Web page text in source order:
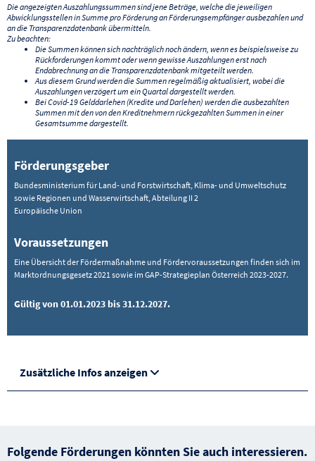
Die angezeigten Auszahlungssummen sind jene Beträge, welche die jeweiligen
Abwicklungsstellen in Summe pro Förderung an Förderungsempfänger ausbezahlen und
an die Transparenzdatenbank übermitteln.
Zu beachten:
Die Summen können sich nachträglich noch ändern, wenn es beispielsweise zu
Rückforderungen kommt oder wenn gewisse Auszahlungen erst nach
Endabrechnung an die Transparenzdatenbank mitgeteilt werden.
Aus diesem Grund werden die Summen regelmäßig aktualisiert, wobei die
Auszahlungen verzögert um ein Quartal dargestellt werden.
Bei Covid-19 Gelddarlehen (Kredite und Darlehen) werden die ausbezahlten
Summen mit den von den Kreditnehmern rückgezahlten Summen in einer
Gesamtsumme dargestellt.
Förderungsgeber
Bundesministerium für Land- und Forstwirtschaft, Klima- und Umweltschutz
sowie Regionen und Wasserwirtschaft, Abteilung II 2
Europäische Union
Voraussetzungen
Eine Übersicht der Fördermaßnahme und Fördervoraussetzungen finden sich im
Marktordnungsgesetz 2021 sowie im GAP-Strategieplan Österreich 2023-2027.
Gültig von 01.01.2023 bis 31.12.2027.
Zusätzliche Infos anzeigen
Folgende Förderungen könnten Sie auch interessieren.